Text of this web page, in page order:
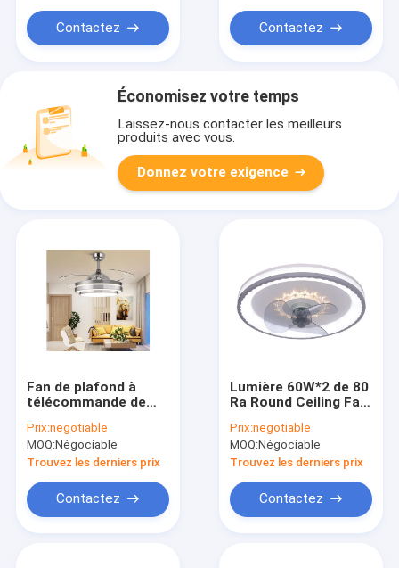
Contactez Contactez
Économisez votre temps
Laissez-nous contacter les meilleurs
produits avec vous.
Donnez votre exigence
Fan de plafond à
télécommande de
de lumière de fan de
plafond de 3 vitesses
Prix:negotiable
MOQ:Négociable
Trouvez les derniers prix
Contactez
Lumière 60W*2 de 80
Ra Round Ceiling Fan
de vie de 5 ans
Prix:negotiable
MOQ:Négociable
Trouvez les derniers prix
Contactez